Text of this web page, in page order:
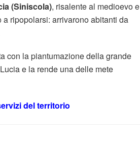
(Siniscola), risalente al medioevo e
ripopolarsi: arrivarono abitanti da
con la piantumazione della grande
e la rende una delle mete
del territorio